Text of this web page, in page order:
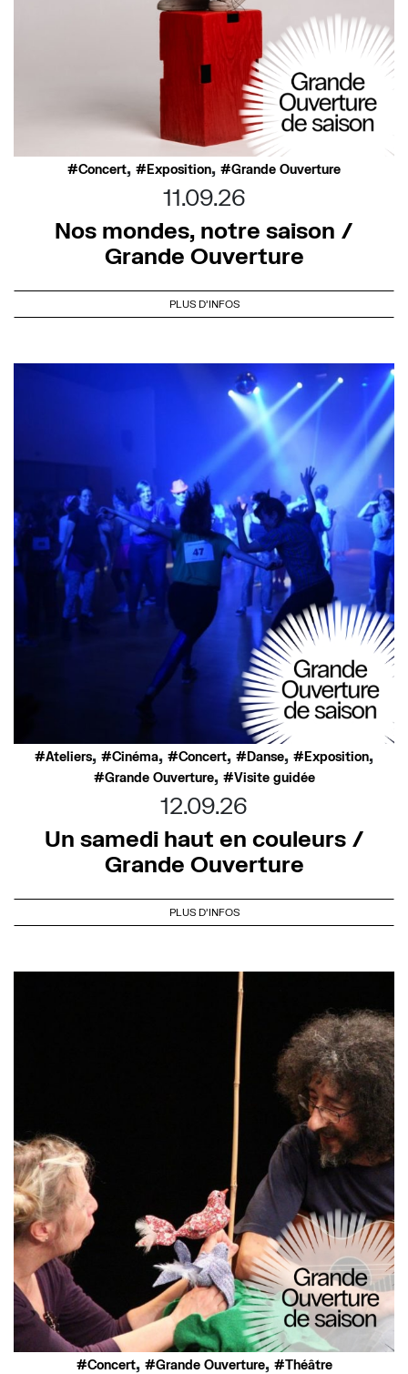
Concert, Exposition, Grande Ouverture
11.09.26
Nos mondes, notre saison /
Grande Ouverture
PLUS D'INFOS
Ateliers, Cinéma, Concert, Danse, Exposition,
Grande Ouverture, Visite guidée
12.09.26
Un samedi haut en couleurs /
Grande Ouverture
PLUS D'INFOS
Concert, Grande Ouverture, Théâtre